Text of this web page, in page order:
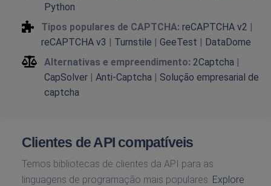
Python
Tipos populares de CAPTCHA: reCAPTCHA v2 |
reCAPTCHA v3 | Turnstile | GeeTest | DataDome
Alternativas e empreendimento: 2Captcha |
CapSolver | Anti-Captcha | Solução empresarial de
captcha
Clientes de API compatíveis
Temos bibliotecas de clientes da API para as
linguagens de programação mais populares. Explore